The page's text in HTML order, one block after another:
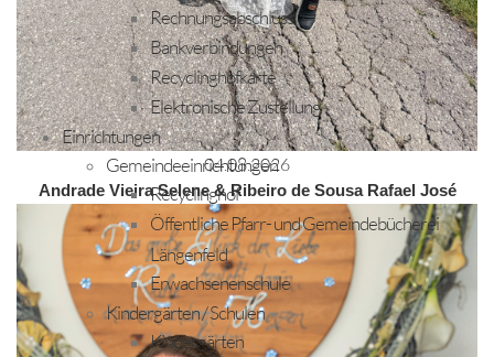
Rechnungsabschluss
Bankverbindungen
Recyclinghofkarte
Elektronische Zustellung
Einrichtungen
Gemeindeeinrichtungen
Recyclinghof
Öffentliche Pfarr- und Gemeindebücherei
Längenfeld
Erwachsenenschule
Kindergärten / Schulen
Kindergärten
04.08.2026
Andrade Vieira Selene & Ribeiro de Sousa Rafael José